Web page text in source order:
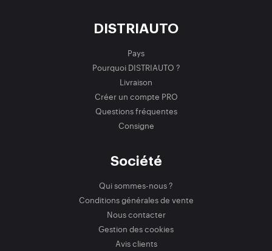
DISTRIAUTO
Pays
Pourquoi DISTRIAUTO ?
Livraison
Créer un compte PRO
Questions fréquentes
Consigne
Société
Qui sommes-nous ?
Conditions générales de vente
Nous contacter
Gestion des cookies
Avis clients